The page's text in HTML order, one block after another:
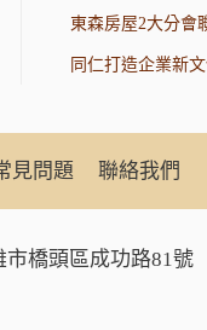
東森房屋2大分
同仁打造企業新
見問題 聯絡我們
橋頭區成功路81號